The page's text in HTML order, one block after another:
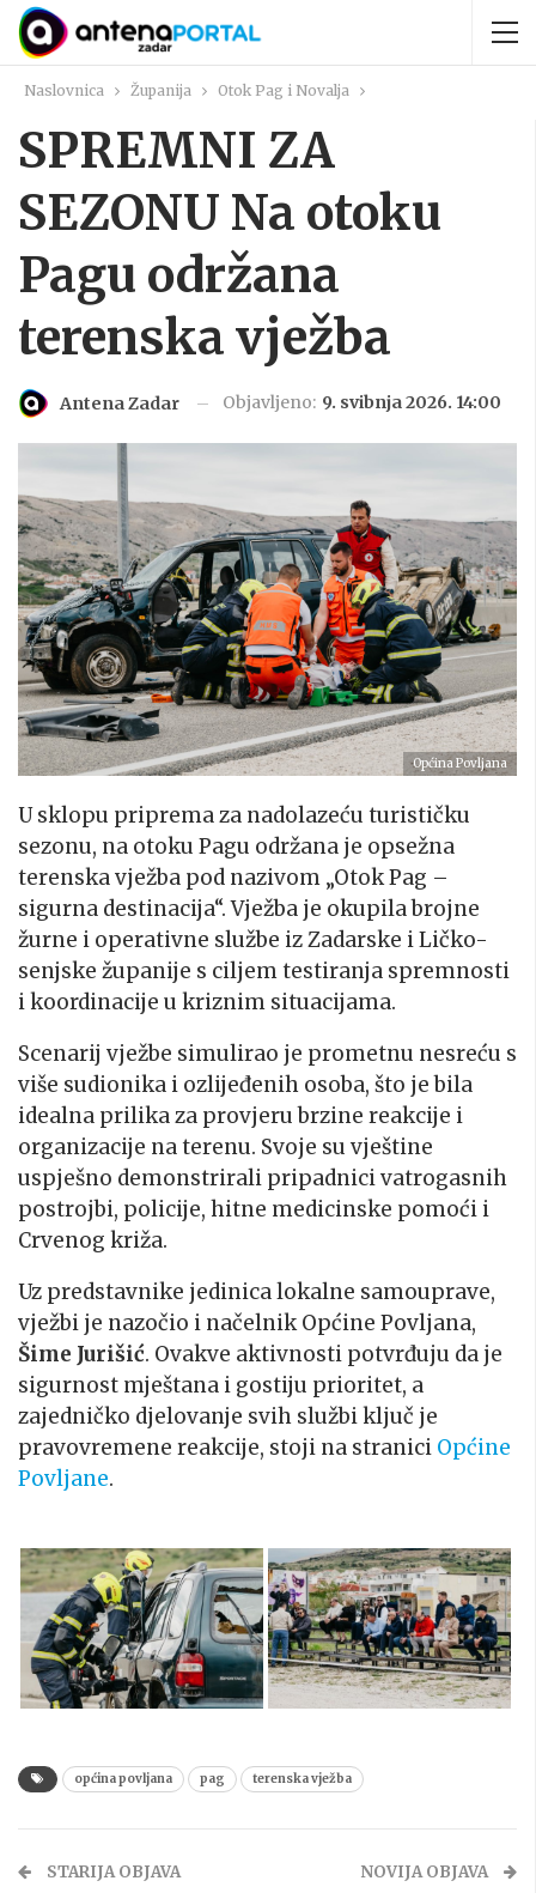
Naslovnica Županija Otok Pag i Novalja
SPREMNI ZA
SEZONU Na otoku
Pagu održana
terenska vježba
Antena Zadar Objavljeno: 9. svibnja 2026. 14:00
Općina Povljana
U sklopu priprema za nadolazeću turističku
sezonu, na otoku Pagu održana je opsežna
terenska vježba pod nazivom „Otok Pag –
sigurna destinacija“. Vježba je okupila brojne
žurne i operativne službe iz Zadarske i Ličko-
senjske županije s ciljem testiranja spremnosti
i koordinacije u kriznim situacijama.
Scenarij vježbe simulirao je prometnu nesreću s
više sudionika i ozlijeđenih osoba, što je bila
idealna prilika za provjeru brzine reakcije i
organizacije na terenu. Svoje su vještine
uspješno demonstrirali pripadnici vatrogasnih
postrojbi, policije, hitne medicinske pomoći i
Crvenog križa.
Uz predstavnike jedinica lokalne samouprave,
vježbi je nazočio i načelnik Općine Povljana,
Šime Jurišić. Ovakve aktivnosti potvrđuju da je
sigurnost mještana i gostiju prioritet, a
zajedničko djelovanje svih službi ključ je
pravovremene reakcije, stoji na stranici Općine
Povljane.
općina povljana pag terenska vježba
STARIJA OBJAVA NOVIJA OBJAVA